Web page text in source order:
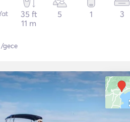
35 ft
11 m
5 1 3
/gece